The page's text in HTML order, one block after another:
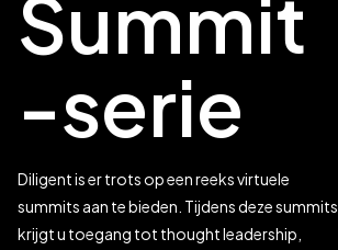
Summit
-serie
Diligent is er trots op een reeks virtuele
summits aan te bieden. Tijdens deze summits
krijgt u toegang tot thought leadership,